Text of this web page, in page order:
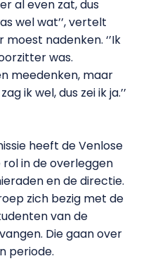
al even zat, dus
wel wat’’, vertelt
nadenken. ‘’Ik
was.
meedenken, maar
ik wel, dus zei ik ja.’’
heeft de Venlose
in de overleggen
en de directie.
zich bezig met de
van de
Die gaan over
periode.